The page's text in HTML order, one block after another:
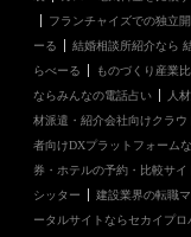
フランチャイズでの独立
ーる
結婚相談所紹介なら
らべーる
ものづくり産業
ならみんなの電話占い
人
材派遣・紹介会社向けクラウ
者向けDXプラットフォーム
券・ホテルの予約・比較サイ
シッター
建設業界の転職
ータルサイトならセカイプロ